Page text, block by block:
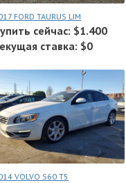
FORD TAURUS LIM
сейчас: $1.400
ставка: $0
VOLVO S60 T5